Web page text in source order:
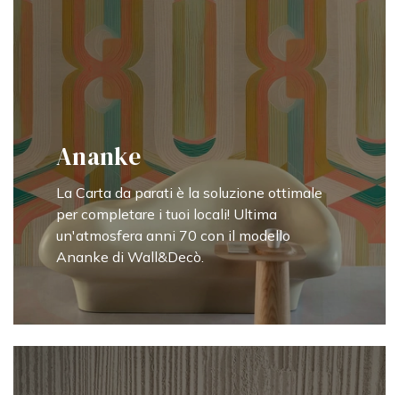
Ananke
La Carta da parati è la soluzione ottimale
per completare i tuoi locali! Ultima
un'atmosfera anni 70 con il modello
Ananke di Wall&Decò.